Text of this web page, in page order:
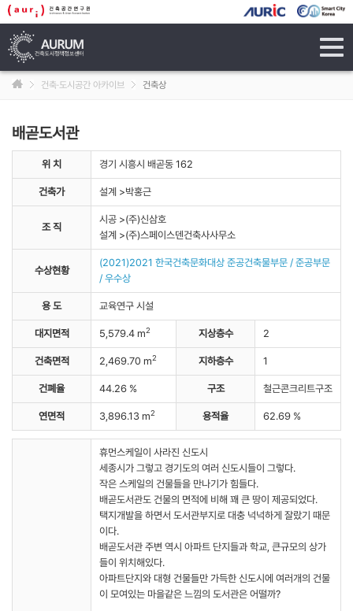
건축·도시공간 아카이브 건축상
배곧도서관
위 치 경기 시흥시 배곧동 162
건축가 설계 >박홍근
조 직
시공 >(주)신삼호
설계 >(주)스페이스덴건축사사무소
수상현황
(2021)2021 한국건축문화대상 준공건축물부문 / 준공부문
/ 우수상
용 도 교육연구 시설
대지면적 5,579.4 m2 지상층수 2
건축면적 2,469.70 m2 지하층수 1
건폐율 44.26 % 구조 철근콘크리트구조
연면적 3,896.13 m2 용적율 62.69 %
휴먼스케일이 사라진 신도시
세종시가 그렇고 경기도의 여러 신도시들이 그렇다.
작은 스케일의 건물들을 만나기가 힘들다.
배곧도서관도 건물의 면적에 비해 꽤 큰 땅이 제공되었다.
택지개발을 하면서 도서관부지로 대충 넉넉하게 잘랐기 때문
이다.
배곧도서관 주변 역시 아파트 단지들과 학교, 큰규모의 상가
들이 위치해있다.
아파트단지와 대형 건물들만 가득한 신도시에 여러개의 건물
이 모여있는 마을같은 느낌의 도서관은 어떨까?